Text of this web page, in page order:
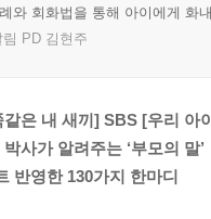
와 회화법을 통해 아이에게 화
림 PD 김현주
은 내 새끼] SBS [우리 아
사가 알려주는 ‘부모의 말’
반영한 130가지 한마디